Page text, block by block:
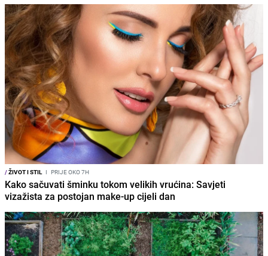
/ŽIVOT I STIL I PRIJE OKO 7H
Kako sačuvati šminku tokom velikih vrućina: Savjeti
vizažista za postojan make-up cijeli dan